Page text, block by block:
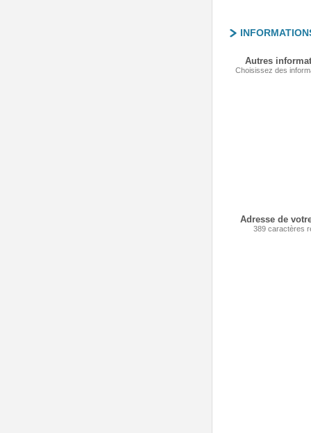
Autres
Choisissez des
Adresse de
389 caractères